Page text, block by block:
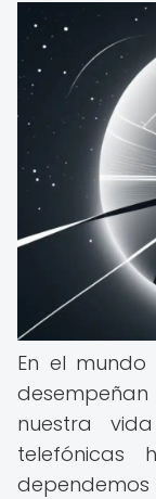
En el mundo
nuestra
telefónicas